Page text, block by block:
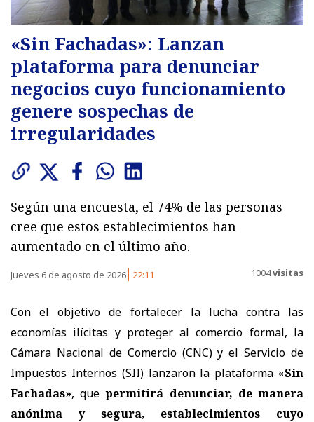
«Sin Fachadas»: Lanzan
plataforma para denunciar
negocios cuyo funcionamiento
genere sospechas de
irregularidades
Según una encuesta, el 74% de las personas
cree que estos establecimientos han
aumentado en el último año.
Jueves 6 de agosto de 2026 22:11 1004visitas
Con el objetivo de fortalecer la lucha contra las
economías ilícitas y proteger al comercio formal, la
Cámara Nacional de Comercio (CNC) y el Servicio de
Impuestos Internos (SII) lanzaron la plataforma «Sin
Fachadas», quepermitirá denunciar, de manera
anónima y segura, establecimientos cuyo